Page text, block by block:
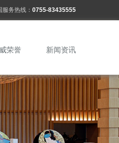
服务热线： 0755-83435555
荣誉 新闻资讯